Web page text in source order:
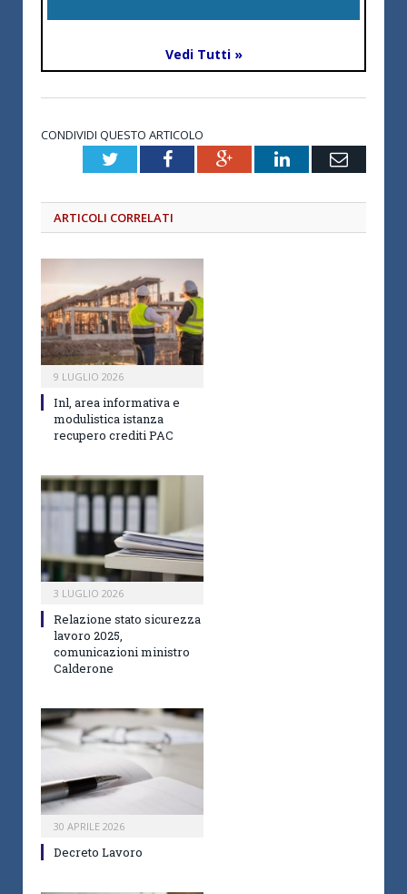
Vedi Tutti »
CONDIVIDI QUESTO ARTICOLO
TwitterFacebookGoogle+LinkedInEmail
ARTICOLI CORRELATI
9 LUGLIO 2026
Inl, area informativa e
modulistica istanza
recupero crediti PAC
3 LUGLIO 2026
Relazione stato sicurezza
lavoro 2025,
comunicazioni ministro
Calderone
30 APRILE 2026
Decreto Lavoro